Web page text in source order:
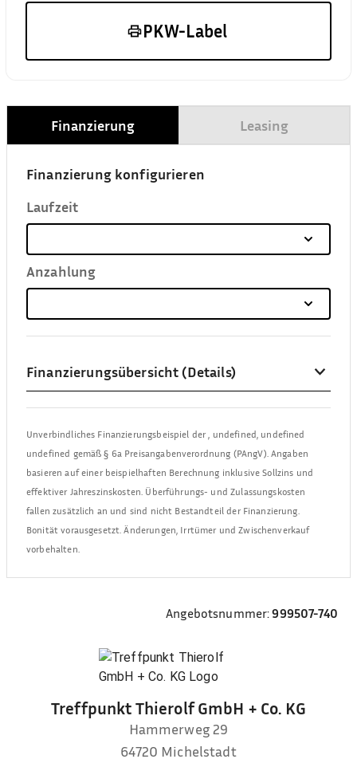
PKW-Label
Finanzierung Leasing
Finanzierung konfigurieren
Laufzeit
Anzahlung
Finanzierungsübersicht (Details)
Unverbindliches Finanzierungsbeispiel der, undefined, undefined
undefined gemäß § 6a Preisangabenverordnung (PAngV). Angaben
basieren auf einer beispielhaften Berechnung inklusive Sollzins und
effektiver Jahreszinskosten. Überführungs- und Zulassungskosten
fallen zusätzlich an und sind nicht Bestandteil der Finanzierung.
Bonität vorausgesetzt. Änderungen, Irrtümer und Zwischenverkauf
vorbehalten.
Angebotsnummer:999507-740
Treffpunkt Thierolf GmbH + Co. KG
Hammerweg 29
64720 Michelstadt